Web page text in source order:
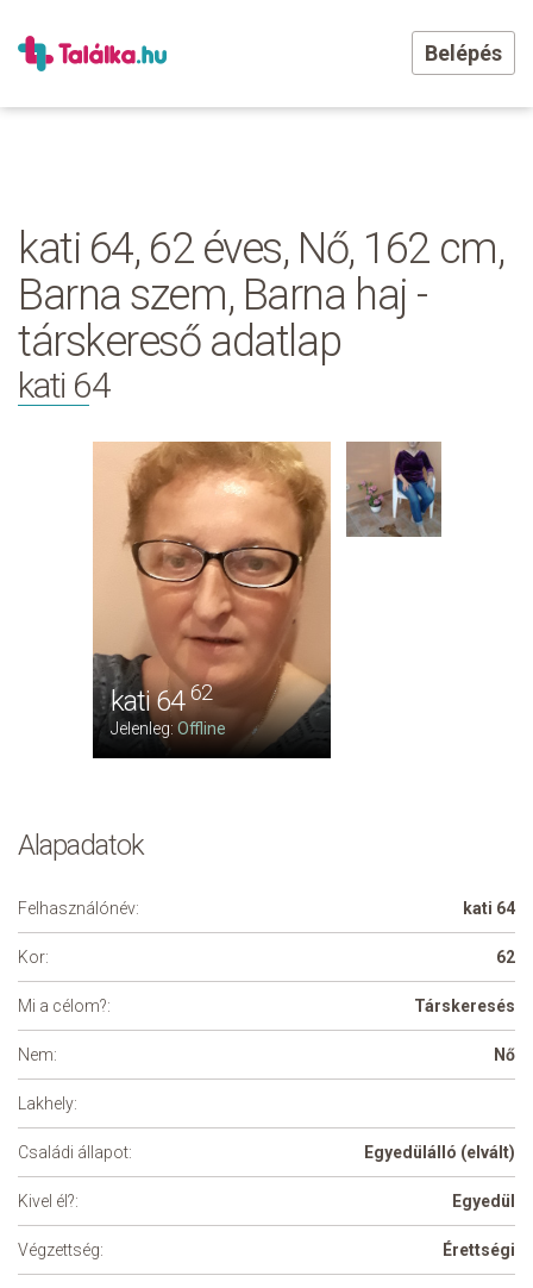
Belépés
kati 64, 62 éves, Nő, 162 cm,
Barna szem, Barna haj -
társkereső adatlap
kati 64
kati 6462
Jelenleg: Offline
Alapadatok
Felhasználónév: kati 64
Kor: 62
Mi a célom?: Társkeresés
Nem: Nő
Lakhely:
Családi állapot: Egyedülálló (elvált)
Kivel él?: Egyedül
Végzettség: Érettségi